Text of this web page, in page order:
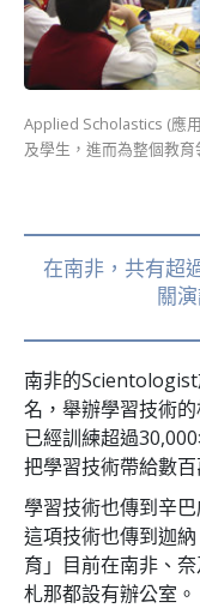
Applied Scholastics (應
及學生，進而為整個教育
在南非，共有超
關
南非的
名，舉辦學習技術
已經訓練超過30,000
把學習技術帶給數百
學習技術也傳到辛
這項技術也傳到迦
育」目前在南非、
札那都設有辦公室。